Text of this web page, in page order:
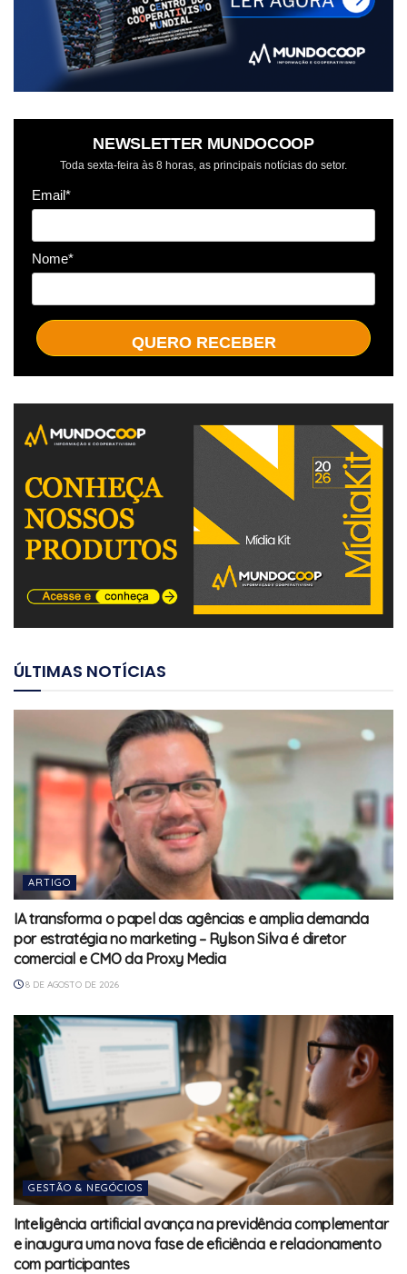
NEWSLETTER MUNDOCOOP
Toda sexta-feira às 8 horas, as principais notícias do setor.
Email*
Nome*
QUERO RECEBER
ÚLTIMAS NOTÍCIAS
ARTIGO
IA transforma o papel das agências e amplia demanda
por estratégia no marketing – Rylson Silva é diretor
comercial e CMO da Proxy Media
8 DE AGOSTO DE 2026
GESTÃO & NEGÓCIOS
Inteligência artificial avança na previdência complementar
e inaugura uma nova fase de eficiência e relacionamento
com participantes